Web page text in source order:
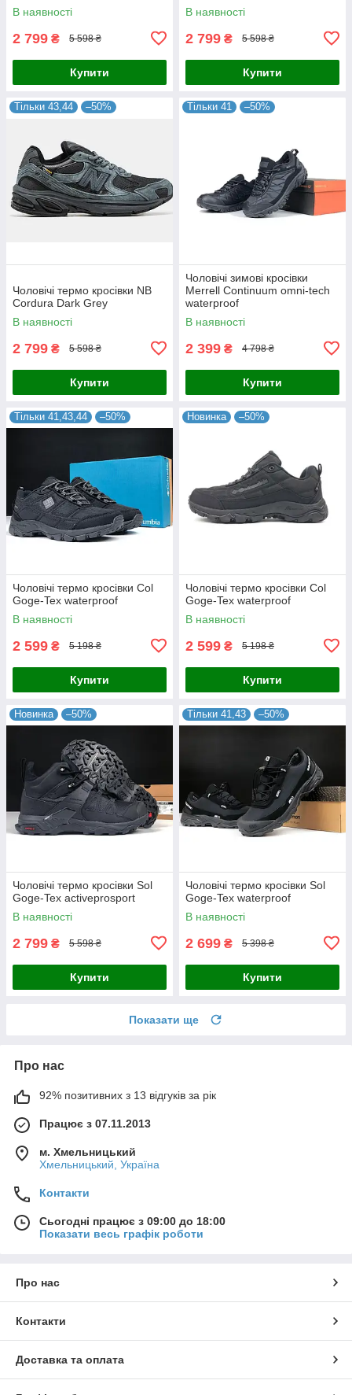
В наявності
2 799 ₴ 5 598 ₴
Купити
В наявності
2 799 ₴ 5 598 ₴
Купити
Тільки 43,44 –50%
Чоловічі термо кросівки NB
Cordura Dark Grey
В наявності
2 799 ₴ 5 598 ₴
Купити
Тільки 41 –50%
Чоловічі зимові кросівки
Merrell Continuum omni-tech
waterproof
В наявності
2 399 ₴ 4 798 ₴
Купити
Тільки 41,43,44 –50%
Чоловічі термо кросівки Col
Goge-Tex waterproof
В наявності
2 599 ₴ 5 198 ₴
Купити
Новинка –50%
Чоловічі термо кросівки Col
Goge-Tex waterproof
В наявності
2 599 ₴ 5 198 ₴
Купити
Новинка –50%
Чоловічі термо кросівки Sol
Goge-Tex activeprosport
В наявності
2 799 ₴ 5 598 ₴
Купити
Тільки 41,43 –50%
Чоловічі термо кросівки Sol
Goge-Tex waterproof
В наявності
2 699 ₴ 5 398 ₴
Купити
Показати ще
Про нас
92% позитивних з 13 відгуків за рік
Працює з 07.11.2013
м. Хмельницький
Хмельницький, Україна
Контакти
Сьогодні працює з 09:00 до 18:00
Показати весь графік роботи
Про нас
Контакти
Доставка та оплата